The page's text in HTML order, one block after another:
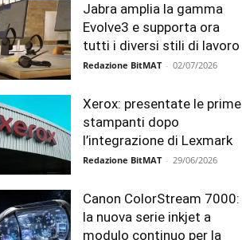
Jabra amplia la gamma
Evolve3 e supporta ora
tutti i diversi stili di lavoro
Redazione BitMAT - 02/07/2026
Xerox: presentate le prime
stampanti dopo
l’integrazione di Lexmark
Redazione BitMAT - 29/06/2026
Canon ColorStream 7000:
la nuova serie inkjet a
modulo continuo per la